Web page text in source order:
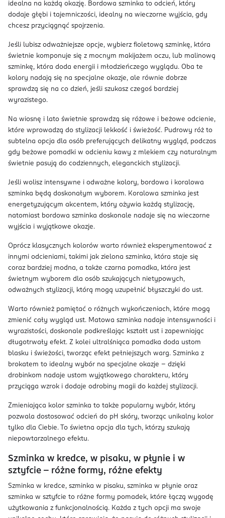
idealna na każdą okazję. Bordowa szminka to odcień, który
dodaje głębi i tajemniczości, idealny na wieczorne wyjścia, gdy
chcesz przyciągnąć spojrzenia.
Jeśli lubisz odważniejsze opcje, wybierz fioletową szminkę, która
świetnie komponuje się z mocnym makijażem oczu, lub malinową
szminkę, która doda energii i młodzieńczego wyglądu. Oba te
kolory nadają się na specjalne okazje, ale równie dobrze
sprawdzą się na co dzień, jeśli szukasz czegoś bardziej
wyrazistego.
Na wiosnę i lato świetnie sprawdzą się różowe i beżowe odcienie,
które wprowadzą do stylizacji lekkość i świeżość. Pudrowy róż to
subtelna opcja dla osób preferujących delikatny wygląd, podczas
gdy beżowe pomadki w odcieniu kawy z mlekiem czy naturalnym
świetnie pasują do codziennych, eleganckich stylizacji.
Jeśli wolisz intensywne i odważne kolory, bordowa i koralowa
szminka będą doskonałym wyborem. Koralowa szminka jest
energetyzującym akcentem, który ożywia każdą stylizację,
natomiast bordowa szminka doskonale nadaje się na wieczorne
wyjścia i wyjątkowe okazje.
Oprócz klasycznych kolorów warto również eksperymentować z
innymi odcieniami, takimi jak zielona szminka, która staje się
coraz bardziej modna, a także czarna pomadka, która jest
świetnym wyborem dla osób szukających nietypowych,
odważnych stylizacji, którą mogą uzupełnić błyszczyki do ust.
Warto również pamiętać o różnych wykończeniach, które mogą
zmienić cały wygląd ust. Matowa szminka nadaje intensywności i
wyrazistości, doskonale podkreślając kształt ust i zapewniając
długotrwały efekt. Z kolei ultralśniąca pomadka doda ustom
blasku i świeżości, tworząc efekt pełniejszych warg. Szminka z
brokatem to idealny wybór na specjalne okazje – dzięki
drobinkom nadaje ustom wyjątkowego charakteru, który
przyciąga wzrok i dodaje odrobiny magii do każdej stylizacji.
Zmieniająca kolor szminka to także popularny wybór, który
pozwala dostosować odcień do pH skóry, tworząc unikalny kolor
tylko dla Ciebie. To świetna opcja dla tych, którzy szukają
niepowtarzalnego efektu.
Szminka w kredce, w pisaku, w płynie i w
sztyfcie – różne formy, różne efekty
Szminka w kredce, szminka w pisaku, szminka w płynie oraz
szminka w sztyfcie to różne formy pomadek, które łączą wygodę
użytkowania z funkcjonalnością. Każda z tych opcji ma swoje